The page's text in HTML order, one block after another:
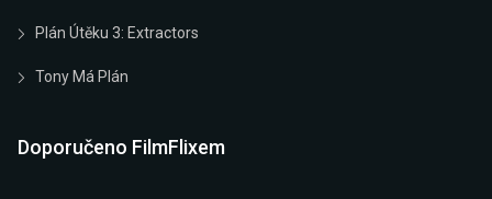
Plán Útěku 3: Extractors
Tony Má Plán
Doporučeno FilmFlixem